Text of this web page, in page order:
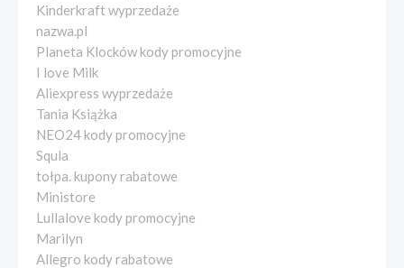
Kinderkraft wyprzedaże
nazwa.pl
Planeta Klocków kody promocyjne
I love Milk
Aliexpress wyprzedaże
Tania Książka
NEO24 kody promocyjne
Squla
tołpa. kupony rabatowe
Ministore
Lullalove kody promocyjne
Marilyn
Allegro kody rabatowe